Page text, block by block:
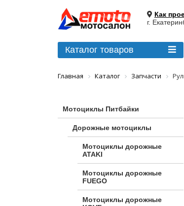
Как
г.
Каталог товаров
Главная Каталог Запчасти
Мотоциклы Питбайки
Дорожные мотоциклы
Мотоциклы дорожные
ATAKI
Мотоциклы дорожные
FUEGO
Мотоциклы дорожные